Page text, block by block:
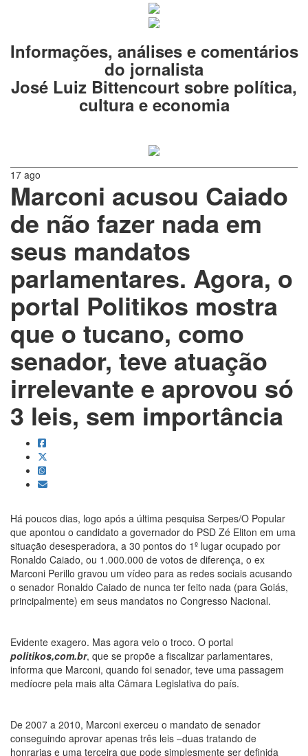
Informações, análises e comentários
do jornalista
José Luiz Bittencourt sobre política,
cultura e economia
17 ago
Marconi acusou Caiado
de não fazer nada em
seus mandatos
parlamentares. Agora, o
portal Politikos mostra
que o tucano, como
senador, teve atuação
irrelevante e aprovou só
3 leis, sem importância
Há poucos dias, logo após a última pesquisa Serpes/O Popular
que apontou o candidato a governador do PSD Zé Eliton em uma
situação desesperadora, a 30 pontos do 1º lugar ocupado por
Ronaldo Caiado, ou 1.000.000 de votos de diferença, o ex
Marconi Perillo gravou um vídeo para as redes sociais acusando
o senador Ronaldo Caiado de nunca ter feito nada (para Goiás,
principalmente) em seus mandatos no Congresso Nacional.
Evidente exagero. Mas agora veio o troco. O portal
politikos,com.br, que se propõe a fiscalizar parlamentares,
informa que Marconi, quando foi senador, teve uma passagem
medíocre pela mais alta Câmara Legislativa do país.
De 2007 a 2010, Marconi exerceu o mandato de senador
conseguindo aprovar apenas três leis –duas tratando de
honrarias e uma terceira que pode simplesmente ser definida